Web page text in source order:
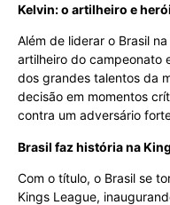
Kelvin: o artilheiro e
Além de liderar o Brasil
artilheiro do campeonato
dos grandes talentos da
decisão em momentos
contra um adversário
Brasil faz história na
Com o título, o Brasil se
Kings League,